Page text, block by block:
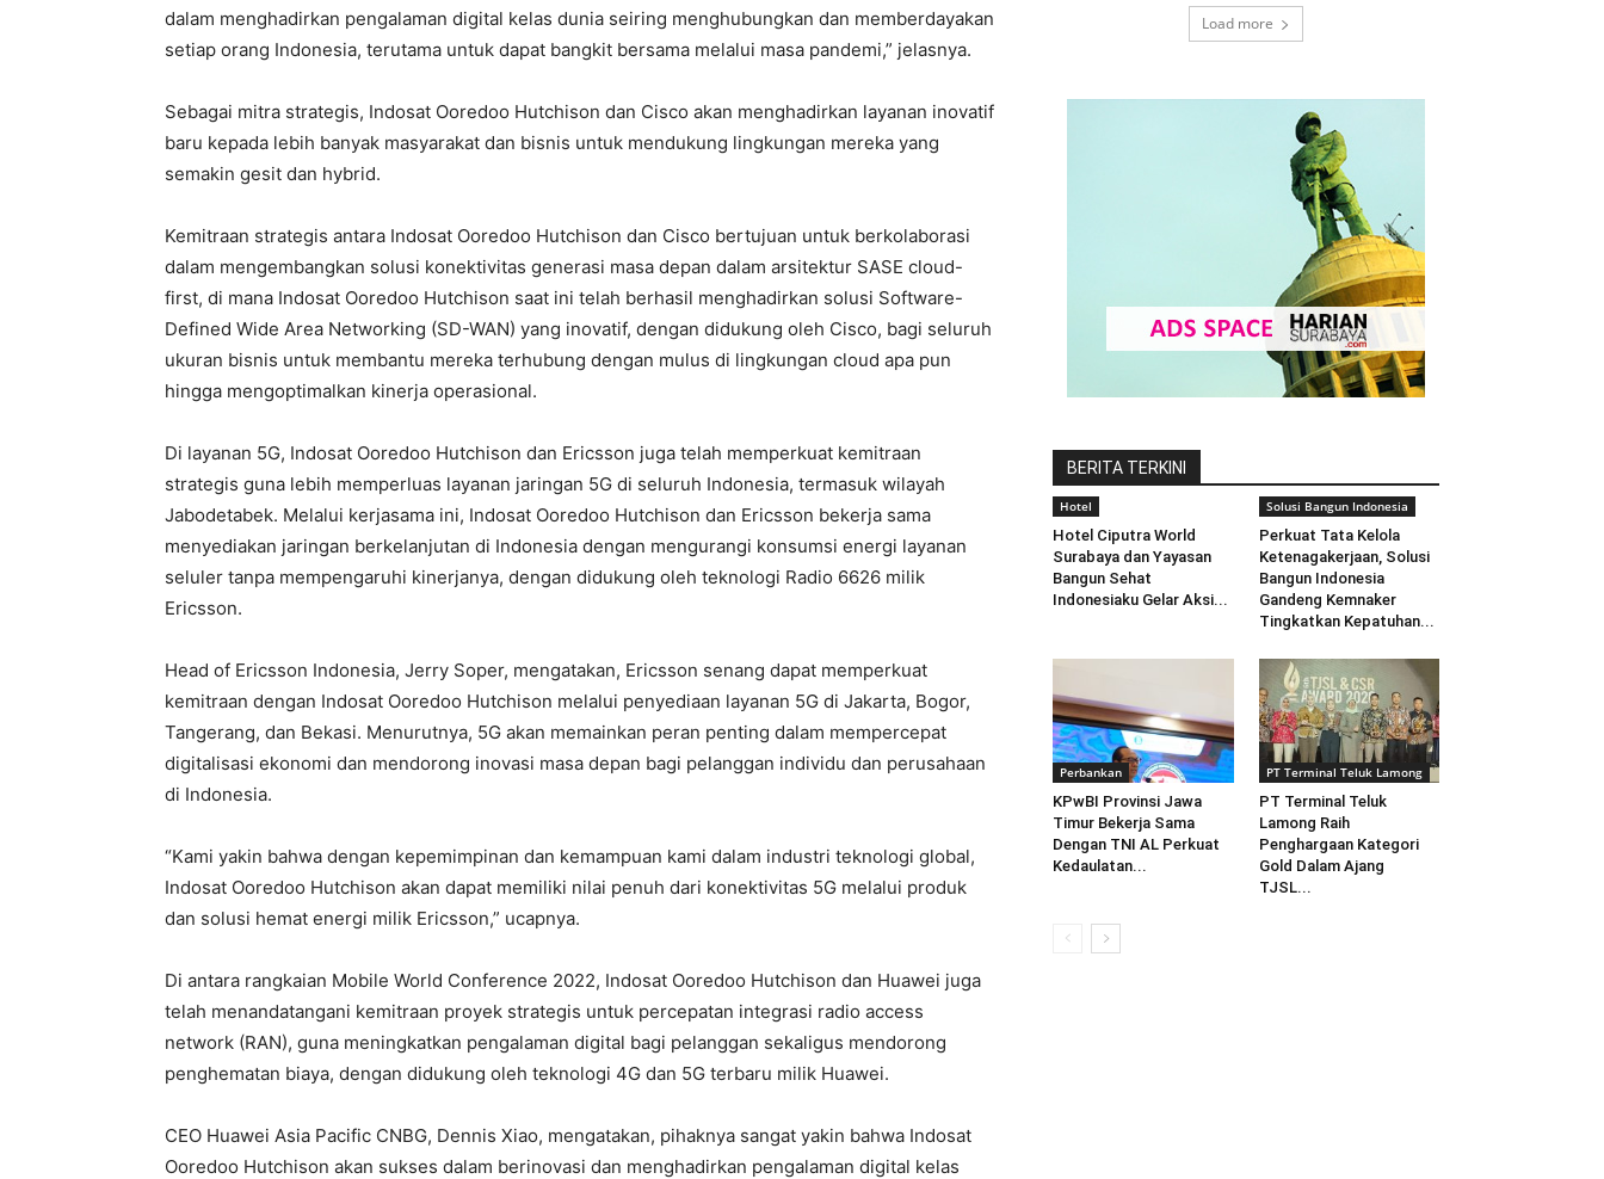
dalam menghadirkan pengalaman digital kelas dunia seiring menghubungkan dan memberdayakan
setiap orang Indonesia, terutama untuk dapat bangkit bersama melalui masa pandemi,” jelasnya.
Sebagai mitra strategis, Indosat Ooredoo Hutchison dan Cisco akan menghadirkan layanan inovatif
baru kepada lebih banyak masyarakat dan bisnis untuk mendukung lingkungan mereka yang
semakin gesit dan hybrid.
Kemitraan strategis antara Indosat Ooredoo Hutchison dan Cisco bertujuan untuk berkolaborasi
dalam mengembangkan solusi konektivitas generasi masa depan dalam arsitektur SASE cloud-
first, di mana Indosat Ooredoo Hutchison saat ini telah berhasil menghadirkan solusi Software-
Defined Wide Area Networking (SD-WAN) yang inovatif, dengan didukung oleh Cisco, bagi seluruh
ukuran bisnis untuk membantu mereka terhubung dengan mulus di lingkungan cloud apa pun
hingga mengoptimalkan kinerja operasional.
Di layanan 5G, Indosat Ooredoo Hutchison dan Ericsson juga telah memperkuat kemitraan
strategis guna lebih memperluas layanan jaringan 5G di seluruh Indonesia, termasuk wilayah
Jabodetabek. Melalui kerjasama ini, Indosat Ooredoo Hutchison dan Ericsson bekerja sama
menyediakan jaringan berkelanjutan di Indonesia dengan mengurangi konsumsi energi layanan
seluler tanpa mempengaruhi kinerjanya, dengan didukung oleh teknologi Radio 6626 milik
Ericsson.
Head of Ericsson Indonesia, Jerry Soper, mengatakan, Ericsson senang dapat memperkuat
kemitraan dengan Indosat Ooredoo Hutchison melalui penyediaan layanan 5G di Jakarta, Bogor,
Tangerang, dan Bekasi. Menurutnya, 5G akan memainkan peran penting dalam mempercepat
digitalisasi ekonomi dan mendorong inovasi masa depan bagi pelanggan individu dan perusahaan
di Indonesia.
“Kami yakin bahwa dengan kepemimpinan dan kemampuan kami dalam industri teknologi global,
Indosat Ooredoo Hutchison akan dapat memiliki nilai penuh dari konektivitas 5G melalui produk
dan solusi hemat energi milik Ericsson,” ucapnya.
Di antara rangkaian Mobile World Conference 2022, Indosat Ooredoo Hutchison dan Huawei juga
telah menandatangani kemitraan proyek strategis untuk percepatan integrasi radio access
network (RAN), guna meningkatkan pengalaman digital bagi pelanggan sekaligus mendorong
penghematan biaya, dengan didukung oleh teknologi 4G dan 5G terbaru milik Huawei.
CEO Huawei Asia Pacific CNBG, Dennis Xiao, mengatakan, pihaknya sangat yakin bahwa Indosat
Ooredoo Hutchison akan sukses dalam berinovasi dan menghadirkan pengalaman digital kelas
Load more
BERITA TERKINI
Hotel
Hotel Ciputra World
Surabaya dan Yayasan
Bangun Sehat
Indonesiaku Gelar Aksi...
Solusi Bangun Indonesia
Perkuat Tata Kelola
Ketenagakerjaan, Solusi
Bangun Indonesia
Gandeng Kemnaker
Tingkatkan Kepatuhan...
Perbankan
KPwBI Provinsi Jawa
Timur Bekerja Sama
Dengan TNI AL Perkuat
Kedaulatan...
PT Terminal Teluk Lamong
PT Terminal Teluk
Lamong Raih
Penghargaan Kategori
Gold Dalam Ajang
TJSL...